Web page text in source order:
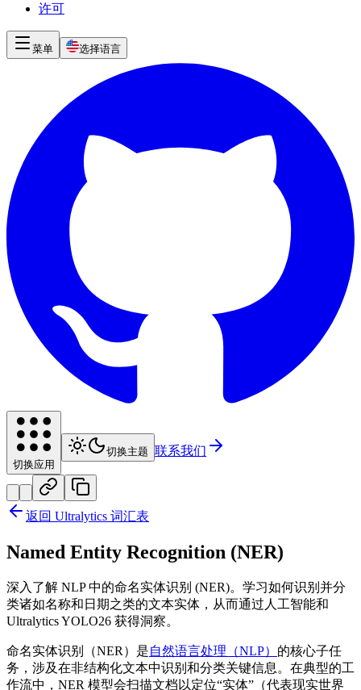
许可
菜单 选择语言
切换应用
切换主题 联系我们
返回 Ultralytics 词汇表
Named Entity Recognition (NER)
深入了解 NLP 中的命名实体识别 (NER)。学习如何识别并分
类诸如名称和日期之类的文本实体，从而通过人工智能和
Ultralytics YOLO26 获得洞察。
命名实体识别（NER）是自然语言处理（NLP） 的核心子任
务，涉及在非结构化文本中识别和分类关键信息。在典型的工
作流中，NER 模型会扫描文档以定位“实体”（代表现实世界